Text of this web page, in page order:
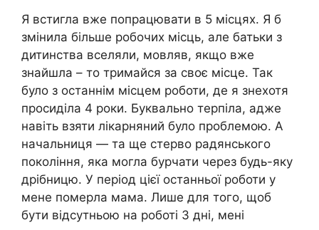
Я встигла вже попрацювати в 5 місцях. Я б
змінила більше робочих місць, але батьки з
дитинства вселяли, мовляв, якщо вже
знайшла – то тримайся за своє місце. Так
було з останнім місцем роботи, де я знехотя
просиділа 4 роки. Буквально терпіла, адже
навіть взяти лікарняний було проблемою. А
начальниця — та ще стерво радянського
покоління, яка могла бурчати через будь-яку
дрібницю. У період цієї останньої роботи у
мене померла мама. Лише для того, щоб
бути відсутньою на роботі 3 дні, мені